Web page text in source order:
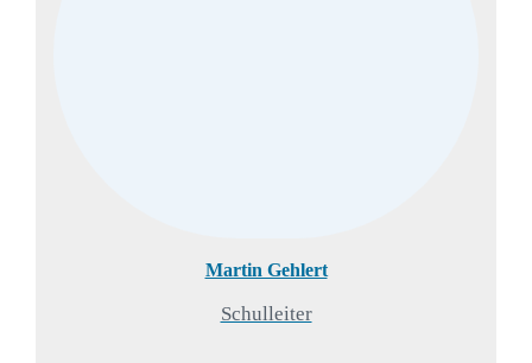
Martin Gehlert
Schulleiter